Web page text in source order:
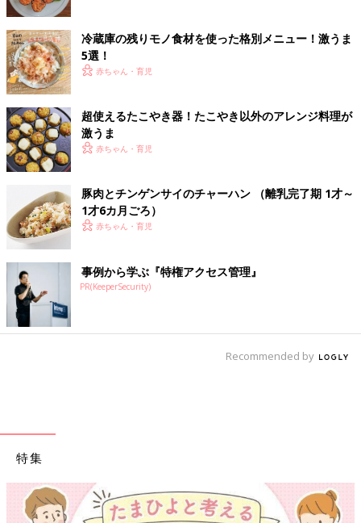
冷蔵庫の残りモノ食材を使った格別メニュー！激うま
5選！
赤ちゃん・育児
超使えるたこやき器！たこやき以外のアレンジ料理が
激うま
赤ちゃん・育児
豚肉とチンゲンサイのチャーハン （離乳完了期 1才～
1才6カ月ごろ）
赤ちゃん・育児
事例から学ぶ『特権アクセス管理』
PR(KeeperSecurity)
Recommended by
特集
【ワクチン接種できるものも】妊婦の感染症対策、知っ